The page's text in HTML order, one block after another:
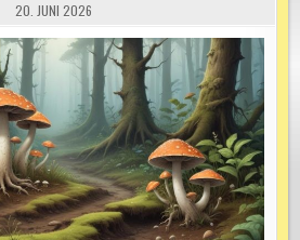
20. JUNI 2026